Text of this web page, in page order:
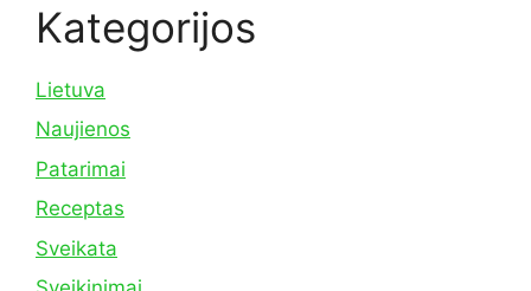
Kategorijos
Lietuva
Naujienos
Patarimai
Receptas
Sveikata